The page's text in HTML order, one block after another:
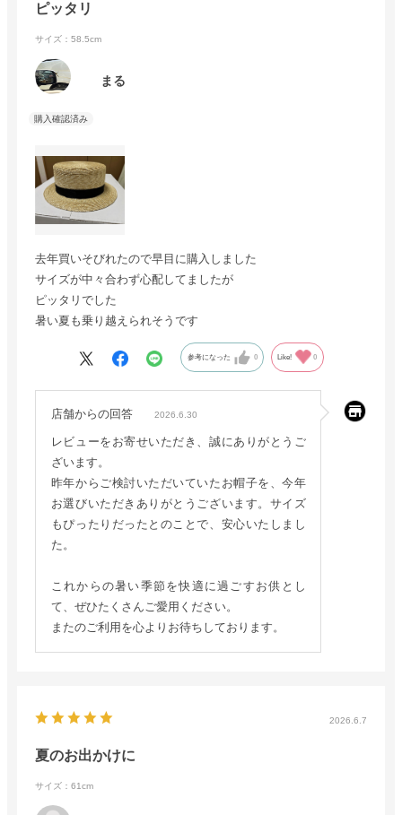
ピッタリ
サイズ：58.5cm
まる
去年買いそびれたので早目に購入しました
サイズが中々合わず心配してましたが
ピッタリでした
暑い夏も乗り越えられそうです
参考になった 0 Like! 0
店舗からの回答 2026.6.30
レビューをお寄せいただき、誠にありがとうご
ざいます。
昨年からご検討いただいていたお帽子を、今年
お選びいただきありがとうございます。サイズ
もぴったりだったとのことで、安心いたしまし
た。
これからの暑い季節を快適に過ごすお供とし
て、ぜひたくさんご愛用ください。
またのご利用を心よりお待ちしております。
2026.6.7
夏のお出かけに
サイズ：61cm